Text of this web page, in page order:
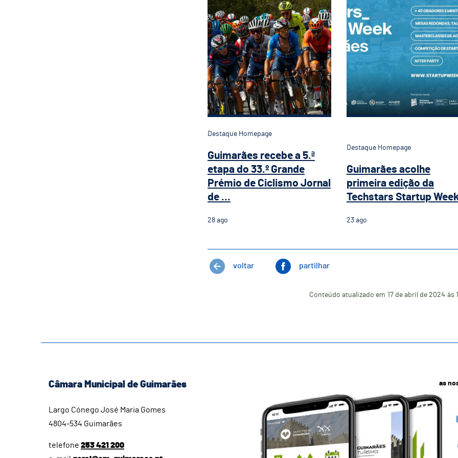
Destaque Homepage
Guimarães recebe a 5.ª
etapa do 33.º Grande
Prémio de Ciclismo Jornal
de ...
28 ago
Destaque Homepage
Guimarães acolhe
primeira edição da
Techstars Startup
23 ago
voltar partilhar
Conteúdo atualizado em 17 de abril de 2024 às
Câmara Municipal de Guimarães
Largo Cónego José Maria Gomes
4804-534 Guimarães
telefone 253 421 200
as